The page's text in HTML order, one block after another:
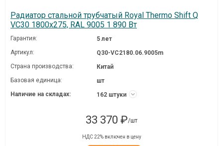
Радиатор стальной трубчатый Royal Thermo Shift Q
VC30 1800x275, RAL 9005 1 890 Вт
Гарантия:
5 лет
Артикул:
Q30-VC2180.06.9005m
Страна производства:
Китай
Базовая единица:
шт
Наличие на складах:
162 штуки
33 370 ₽/шт
НДС 22% включен в цену